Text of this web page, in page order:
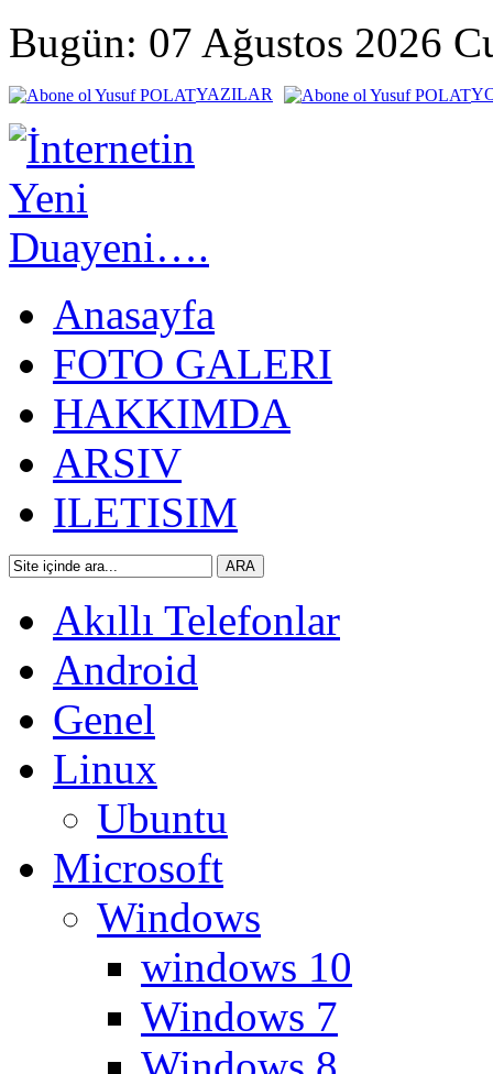
Bugün: 07 Ağustos 2026
YAZILAR
Anasayfa
FOTO GALERI
HAKKIMDA
ARSIV
ILETISIM
Akıllı Telefonlar
Android
Genel
Linux
Ubuntu
Microsoft
Windows
windows 10
Windows 7